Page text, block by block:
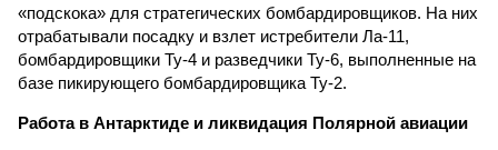
«подскока» для стратегических бомбардировщиков. На них
отрабатывали посадку и взлет истребители Ла-11,
бомбардировщики Ту-4 и разведчики Ту-6, выполненные на
базе пикирующего бомбардировщика Ту-2.
Работа в Антарктиде и ликвидация Полярной авиации